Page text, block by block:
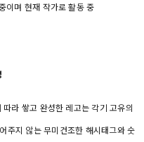
이며 현재 작가로 활동 중
라 쌓고 완성한 레고는 각기 고유의
주지 않는 무미건조한 해시태그와 숫